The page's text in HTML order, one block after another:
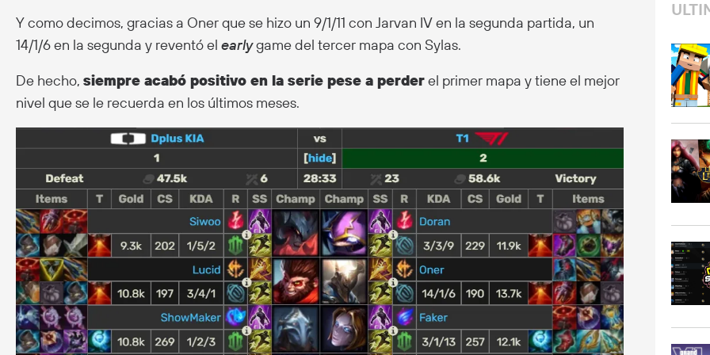
Y como decimos, gracias a Oner que se hizo un 9/1/11 con Jarvan IV en la segunda partida, un
14/1/6 en la segunda y reventó el earlygame del tercer mapa con Sylas.
De hecho, siempre acabó positivo en la serie pese a perderel primer mapa y tiene el mejor
nivel que se le recuerda en los últimos meses.